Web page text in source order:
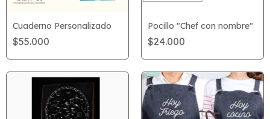
Cuaderno Personalizado
$55.000
Pocillo "Chef con nombre"
$24.000